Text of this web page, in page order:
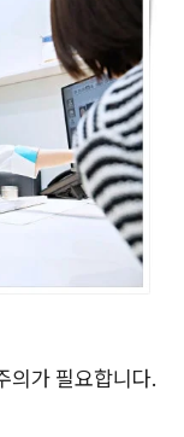
의가 필요합니다.